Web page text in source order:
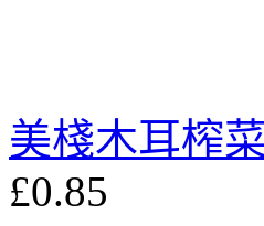
美棧木耳榨
£0.85